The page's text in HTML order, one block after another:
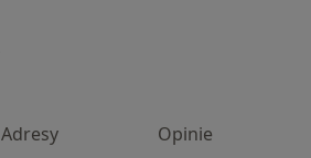
Adresy Opinie